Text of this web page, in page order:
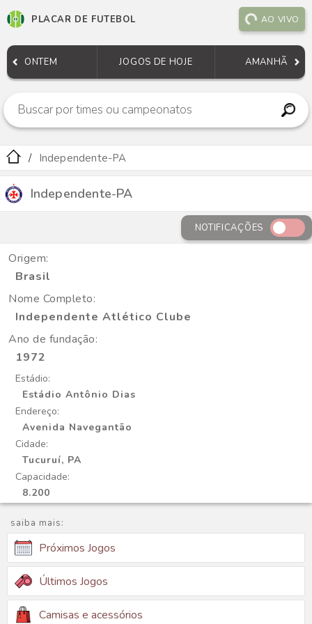
PLACAR DE FUTEBOL AO VIVO
ONTEM JOGOS DE HOJE AMANHÃ
Independente-PA
Independente-PA
NOTIFICAÇÕES
Origem:
Brasil
Nome Completo:
Independente Atlético Clube
Ano de fundação:
1972
Estádio:
Estádio Antônio Dias
Endereço:
Avenida Navegantão
Cidade:
Tucuruí, PA
Capacidade:
8.200
saiba mais:
Próximos Jogos
Últimos Jogos
Camisas e acessórios